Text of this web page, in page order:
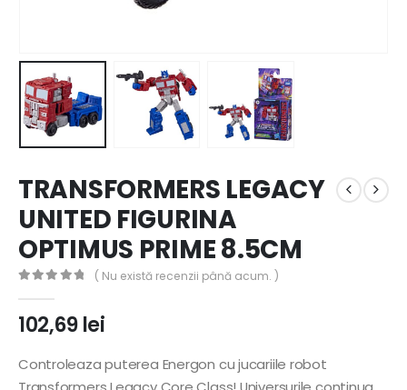
TRANSFORMERS LEGACY
UNITED FIGURINA
OPTIMUS PRIME 8.5CM
( Nu există recenzii până acum. )
102,69lei
Controleaza puterea Energon cu jucariile robot